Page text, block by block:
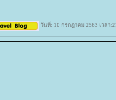
วันที่: 10 กรกฎาคม 2563 เวลา